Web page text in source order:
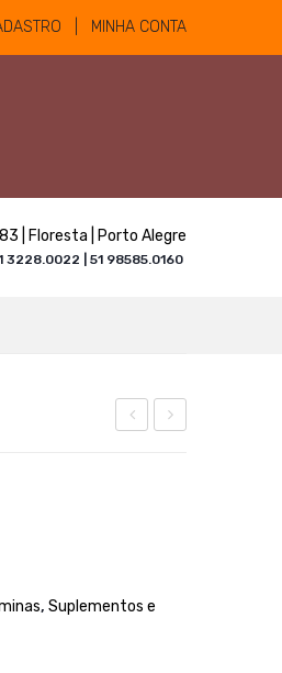
| MINHA CONTA
| Floresta | Porto Alegre
3228.0022 | 51 98585.0160
, Suplementos e